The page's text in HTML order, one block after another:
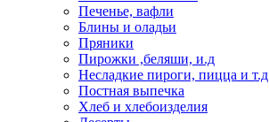
Печенье, вафли
Блины и оладьи
Пряники
Пирожки ,беляши, и.д
Несладкие пироги, пицца и т.д
Постная выпечка
Хлеб и хлебоизделия